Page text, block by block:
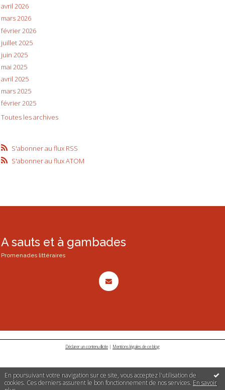
En poursuivant votre navigation sur ce site, vous acceptez l'utilisation de
cookies. Ces derniers assurent le bon fonctionnement de nos services. En savoir
avril 2026
mars 2026
février 2026
juillet 2025
juin 2025
mai 2025
avril 2025
mars 2025
février 2025
Toutes les archives
S'abonner au flux RSS
S'abonner au flux ATOM
A sauts et à gambades
Promenades littéraires
Déclarer un contenu illicite | Mentions légales de ce blog